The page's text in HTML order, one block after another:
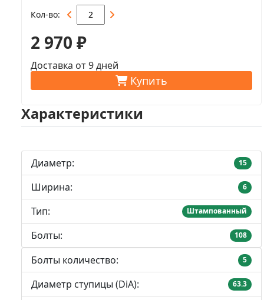
Кол-во
2 970 ₽
Доставка от 9 дней
Купить
Характеристики
Диаметр: 15
Ширина: 6
Тип: Штампованный
Болты: 108
Болты количество: 5
Диаметр ступицы (DiA): 63.3